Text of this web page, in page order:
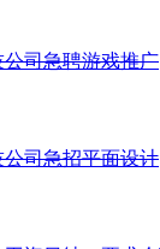
司急聘游戏推广
司急招平面设计